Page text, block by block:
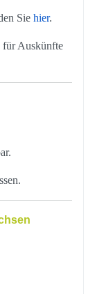
Sie hier.
für Auskünfte